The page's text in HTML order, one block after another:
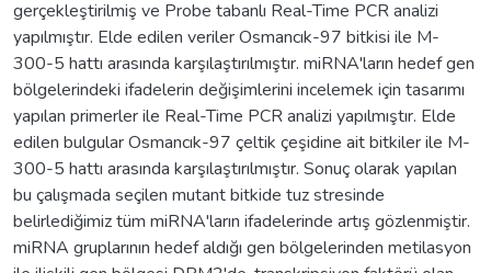
gerçekleştirilmiş ve Probe tabanlı Real-Time PCR analizi
yapılmıştır. Elde edilen veriler Osmancık-97 bitkisi ile M-
300-5 hattı arasında karşılaştırılmıştır. miRNA'ların hedef gen
bölgelerindeki ifadelerin değişimlerini incelemek için tasarımı
yapılan primerler ile Real-Time PCR analizi yapılmıştır. Elde
edilen bulgular Osmancık-97 çeltik çeşidine ait bitkiler ile M-
300-5 hattı arasında karşılaştırılmıştır. Sonuç olarak yapılan
bu çalışmada seçilen mutant bitkide tuz stresinde
belirlediğimiz tüm miRNA'ların ifadelerinde artış gözlenmiştir.
miRNA gruplarının hedef aldığı gen bölgelerinden metilasyon